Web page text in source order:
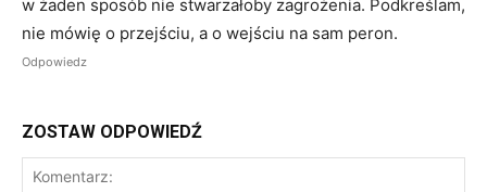
w żaden sposób nie stwarzałoby zagrożenia. Podkreślam,
nie mówię o przejściu, a o wejściu na sam peron.
Odpowiedz
ZOSTAW ODPOWIEDŹ